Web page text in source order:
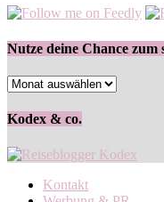
Nutze deine Chance zum
Nutze
Chance
zum
stöbern
Kodex & co.
Kontakt